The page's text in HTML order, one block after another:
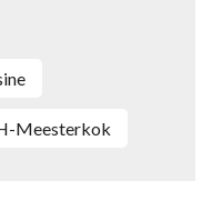
Meesterkok